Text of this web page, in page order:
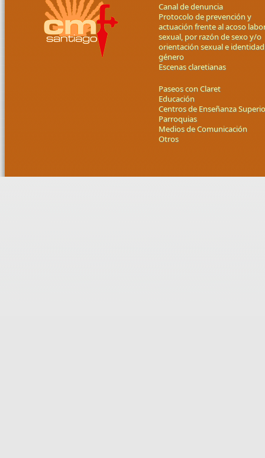
Canal de denuncia
Protocolo de prevención y
actuación frente al acoso
sexual, por razón de sexo y/o
orientación sexual e
género
Escenas claretianas
Paseos con Claret
Educación
Centros de Enseñanza
Parroquias
Medios de Comunicación
Otros